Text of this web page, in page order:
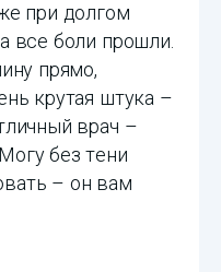
при долгом
все боли прошли.
прямо,
крутая штука –
врач –
без тени
– он вам